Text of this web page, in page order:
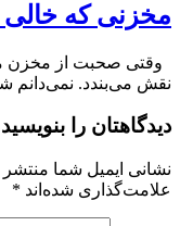
که خالی
صحبت از مخزن
نمی‌دانم
را بنویسید
ایمیل شما منتشر
شده‌اند*